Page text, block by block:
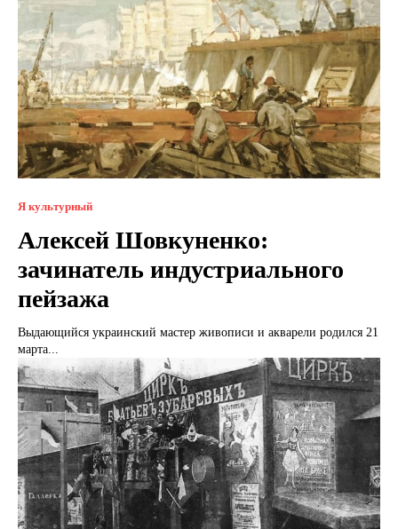
Я культурный
Алексей Шовкуненко:
зачинатель индустриального
пейзажа
Выдающийся украинский мастер живописи и акварели родился 21
марта...